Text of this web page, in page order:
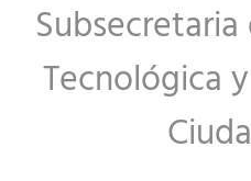
Tecnológica